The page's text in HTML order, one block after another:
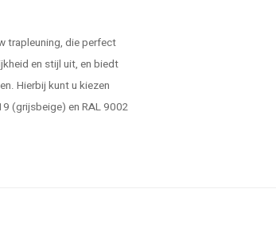
trapleuning, die perfect
en stijl uit, en biedt
Hierbij kunt u kiezen
(grijsbeige) en RAL 9002